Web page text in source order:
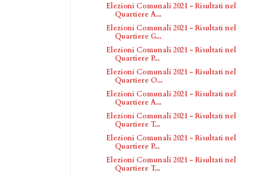
Elezioni Comunali 2021 - Risultati nel
Quartiere A...
Elezioni Comunali 2021 - Risultati nel
Quartiere G...
Elezioni Comunali 2021 - Risultati nel
Quartiere P...
Elezioni Comunali 2021 - Risultati nel
Quartiere O...
Elezioni Comunali 2021 - Risultati nel
Quartiere A...
Elezioni Comunali 2021 - Risultati nel
Quartiere T...
Elezioni Comunali 2021 - Risultati nel
Quartiere P...
Elezioni Comunali 2021 - Risultati nel
Quartiere T...